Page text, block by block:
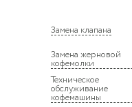
Замена клапана
Замена жерновой
кофемолки
Техническое
обслуживание
кофемашины